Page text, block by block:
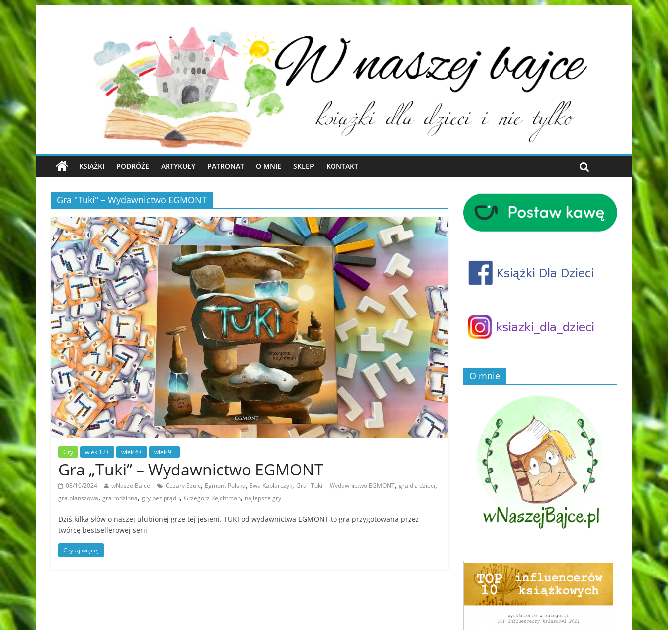
KSIĄŻKI PODRÓŻE ARTYKUŁY PATRONAT O MNIE SKLEP KONTAKT
Gra "Tuki" – Wydawnictwo EGMONT
Gry wiek 12+ wiek 6+ wiek 9+
Gra „Tuki” – Wydawnictwo EGMONT
08/10/2024 wNaszejBajce Cezary Szulc, Egmont Polska, Ewa Kaplarczyk, Gra "Tuki" - Wydawnictwo EGMONT, gra dla dzieci,
gra planszowa, gra rodzinna, gry bez prądu, Grzegorz Rejchtman, najlepsze gry
Dziś kilka słów o naszej ulubionej grze tej jesieni. TUKI od wydawnictwa EGMONT to gra przygotowana przez
twórcę bestsellerowej serii
Czytaj więcej
O mnie